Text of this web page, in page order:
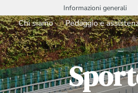
Informazioni generali
Chi siamo Pedaggio e